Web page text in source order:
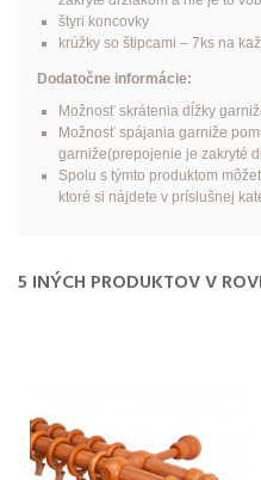
štyri koncovky
krúžky so štipcami – 7ks na
Dodatočne informácie:
Možnosť skrátenia dĺžky
Možnosť spájania garniže
garniže(prepojenie je zakryté
Spolu s týmto produktom
ktoré si nájdete v príslušnej
5 INÝCH PRODUKTOV V